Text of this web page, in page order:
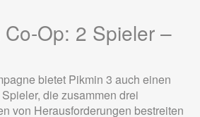
Op: 2 Spieler –
bietet Pikmin 3 auch einen
die zusammen drei
von Herausforderungen bestreiten